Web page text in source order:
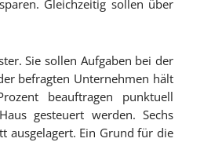
Gleichzeitig sollen über
Sie sollen Aufgaben bei der
befragten Unternehmen hält
beauftragen punktuell
gesteuert werden. Sechs
ausgelagert. Ein Grund für die